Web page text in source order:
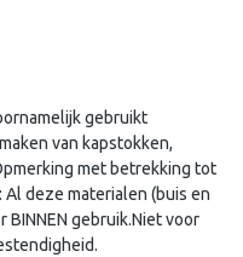
gebruikt
van kapstokken,
met betrekking tot
deze materialen (buis en
gebruik.Niet voor